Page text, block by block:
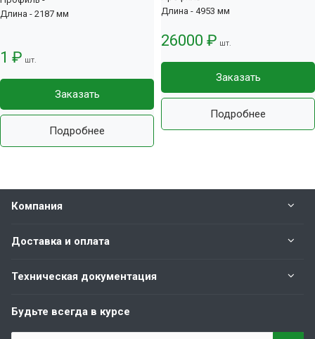
Длина - 2187 мм
1 ₽ шт.
Заказать
Подробнее
Длина - 4953 мм
26000 ₽ шт.
Заказать
Подробнее
Компания
Доставка и оплата
Техническая документация
Будьте всегда в курсе